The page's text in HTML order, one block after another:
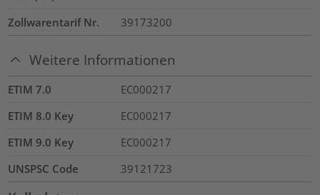
Zollwarentarif Nr. 39173200
Weitere Informationen
ETIM 7.0
EC000217
ETIM 8.0 Key
EC000217
ETIM 9.0 Key
EC000217
UNSPSC Code
39121723